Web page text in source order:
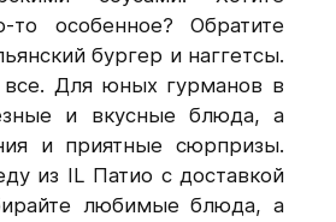
то особенное? Обратите
бургер и наггетсы.
Для юных гурманов в
и вкусные блюда, а
и приятные сюрпризы.
из IL Патио с доставкой
любимые блюда, а